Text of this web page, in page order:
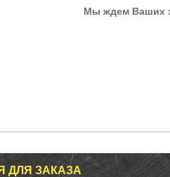
Мы ждем Ваших
ДЛЯ ЗАКАЗА